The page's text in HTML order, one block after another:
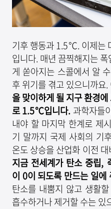
기후 행동과 1.5℃. 이제는
입니다. 매년 끔찍해지는
게 쏟아지는 스콜에서 알
후 위기를 겪고 있으니까요
을 맞이하게 될 지구 환경
로1.5℃입니다. 과학자들
내야 할 마지막 한계로 제
기 말까지 국제 사회의 기
온도 상승을 산업화 이전
지금 전세계가 탄소 중립,
이 0이 되도록 만드는 일에
탄소를 내뿜지 않고 생활
흡수하거나 제거할 수는 있